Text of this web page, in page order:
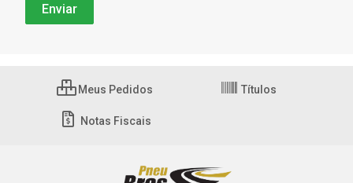
Meus Pedidos Títulos
Notas Fiscais